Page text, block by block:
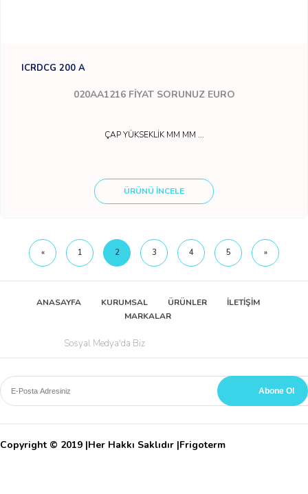
ICRDCG 200 A
020AA1216 FİYAT SORUNUZ EURO
ÇAP YÜKSEKLİK MM MM ...
ÜRÜNÜ İNCELE
« 1 2 3 4 5 »
ANASAYFA KURUMSAL ÜRÜNLER
İLETİŞİM
MARKALAR
Sosyal Medya'da Biz
Copyright © 2019 |Her Hakkı Saklıdır |Frigoterm